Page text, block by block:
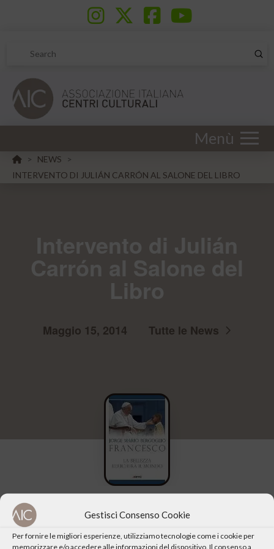
Gestisci Consenso Cookie
Per fornire le migliori esperienze, utilizziamo tecnologie come i cookie per
memorizzare e/o accedere alle informazioni del dispositivo. Il consenso a
Search
Menù
HOME
> NEWS
>
INTERVENTO DI JULIÁN CARRÓN AL SALONE DEL LIBRO
Maggio 15, 2014 Tutte le News